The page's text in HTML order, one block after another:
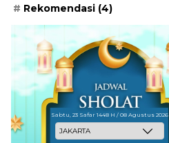
Rekomendasi (4)
Sabtu, 23 Safar 1448 H / 08 Agustus 2026